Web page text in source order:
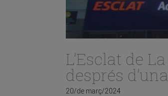
L’Esclat de
després
20/de març/2024